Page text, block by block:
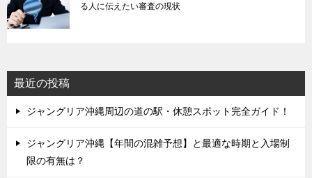
る人に伝えたい審査の現状
最近の投稿
ジャングリア沖縄周辺の道の駅・休憩スポット完全ガイド！
ジャングリア沖縄【年間の混雑予想】と最適な時期と入場制
限の有無は？